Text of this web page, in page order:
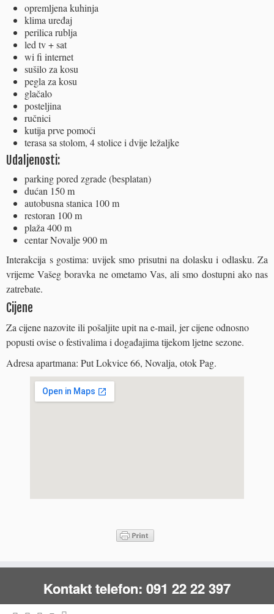
opremljena kuhinja
klima uređaj
perilica rublja
led tv + sat
wi fi internet
sušilo za kosu
pegla za kosu
glačalo
posteljina
ručnici
kutija prve pomoći
terasa sa stolom, 4 stolice i dvije ležaljke
Udaljenosti:
parking pored zgrade (besplatan)
dućan 150 m
autobusna stanica 100 m
restoran 100 m
plaža 400 m
centar Novalje 900 m
Interakcija s gostima: uvijek smo prisutni na dolasku i odlasku. Za
vrijeme Vašeg boravka ne ometamo Vas, ali smo dostupni ako nas
zatrebate.
Cijene
Za cijene nazovite ili pošaljite upit na e-mail, jer cijene odnosno
popusti ovise o festivalima i događajima tijekom ljetne sezone.
Adresa apartmana: Put Lokvice 66, Novalja, otok Pag.
Kontakt telefon: 091 22 22 397